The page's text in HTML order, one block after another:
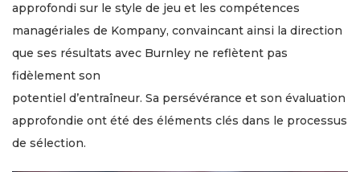
approfondi sur le style de jeu et les compétences
managériales de Kompany, convaincant ainsi la direction
que ses résultats avec Burnley ne reflètent pas
fidèlement son
potentiel d’entraîneur. Sa persévérance et son évaluation
approfondie ont été des éléments clés dans le processus
de sélection.